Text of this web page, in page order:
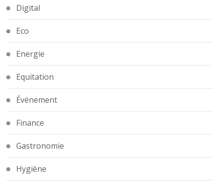
Digital
Eco
Energie
Equitation
Événement
Finance
Gastronomie
Hygiène